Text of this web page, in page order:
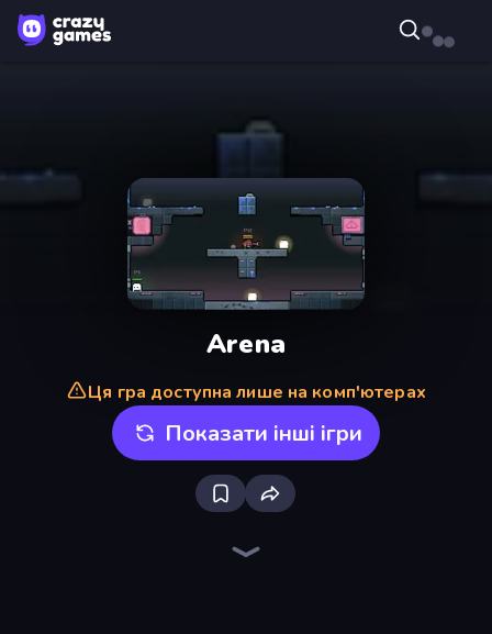
Arena
Ця гра доступна лише на комп'ютерах
Показати інші ігри